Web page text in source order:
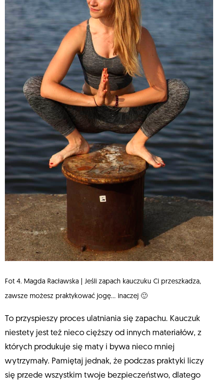
Fot 4. Magda Racławska | Jeśli zapach kauczuku Ci przeszkadza,
zawsze możesz praktykować jogę… inaczej 🙂
To przyspieszy proces ulatniania się zapachu. Kauczuk
niestety jest też nieco cięższy od innych materiałów, z
których produkuje się maty i bywa nieco mniej
wytrzymały. Pamiętaj jednak, że podczas praktyki liczy
się przede wszystkim twoje bezpieczeństwo, dlatego